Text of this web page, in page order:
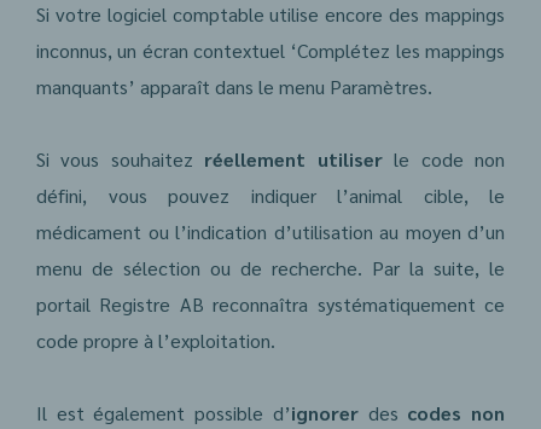
Si votre logiciel comptable utilise encore des mappings
inconnus, un écran contextuel ‘Complétez les mappings
manquants’ apparaît dans le menu Paramètres.
Si vous souhaitez réellement utiliserle code non
défini, vous pouvez indiquer l’animal cible, le
médicament ou l’indication d’utilisation au moyen d’un
menu de sélection ou de recherche. Par la suite, le
portail Registre AB reconnaîtra systématiquement ce
code propre à l’exploitation.
Il est également possible d’ignorerdes codes non